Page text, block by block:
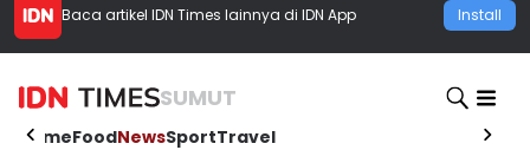
Baca artikel IDN Times lainnya di IDN App Install
SUMUT
HomeFoodNewsSportTravel